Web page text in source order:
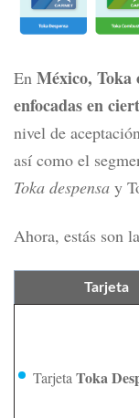
En México, Toka
enfocadas en
nivel de
así como el
Toka despensa y
Ahora, estás son
Tarjeta
Tarjeta Toka